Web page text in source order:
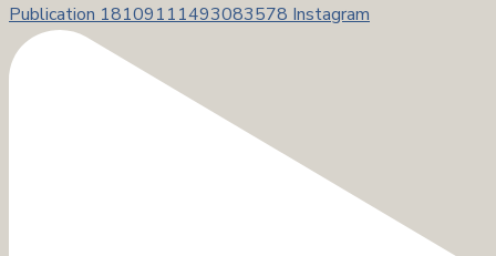
Publication 18109111493083578 Instagram